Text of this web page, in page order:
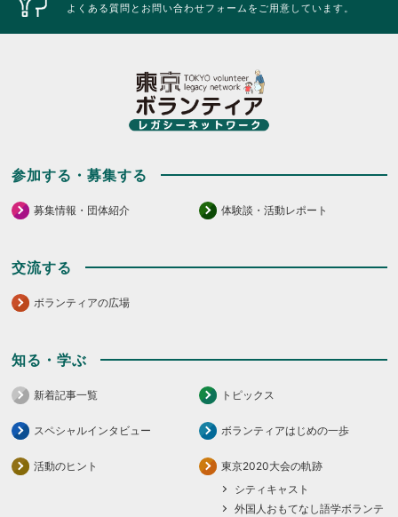
よくある質問とお問い合わせフォームをご用意しています。
参加する・募集する
募集情報・団体紹介 体験談・活動レポート
交流する
ボランティアの広場
知る・学ぶ
新着記事一覧 トピックス
スペシャルインタビュー ボランティアはじめの一歩
活動のヒント
東京2020大会の軌跡
シティキャスト
外国人おもてなし語学ボランテ